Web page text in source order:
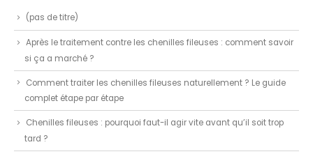
(pas de titre)
Après le traitement contre les chenilles fileuses : comment savoir
si ça a marché ?
Comment traiter les chenilles fileuses naturellement ? Le guide
complet étape par étape
Chenilles fileuses : pourquoi faut-il agir vite avant qu’il soit trop
tard ?